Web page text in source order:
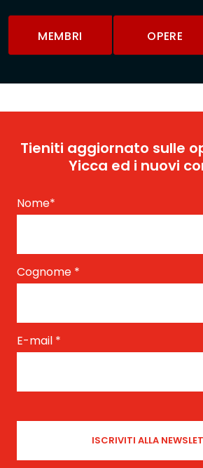
MEMBRI OPERE
Tieniti aggiornato sulle
Yicca ed i nuovi
Nome*
Cognome *
E-mail *